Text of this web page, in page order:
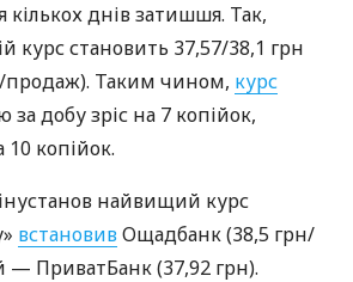
кількох днів затишшя. Так,
курс становить 37,57/38,1 грн
продаж). Таким чином, курс
за добу зріс на 7 копійок,
копійок.
найвищий курс
встановивОщадбанк (38,5 грн/
ПриватБанк (37,92 грн).